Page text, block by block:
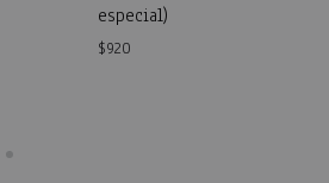
especial)
$920